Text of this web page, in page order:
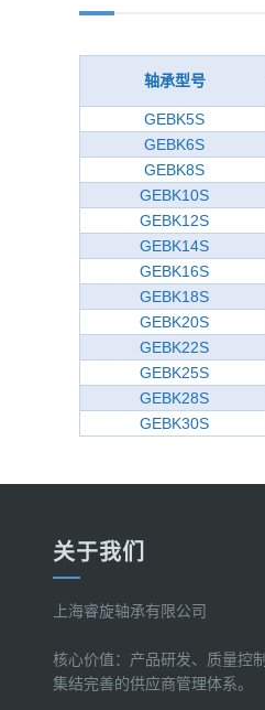
轴承型号
GEBK5S
GEBK6S
GEBK8S
GEBK10S
GEBK12S
GEBK14S
GEBK16S
GEBK18S
GEBK20S
GEBK22S
GEBK25S
GEBK28S
GEBK30S
关于我们
上海睿旋轴承有限公司
核心价值：产品研发、质量控
集结完善的供应商管理体系。